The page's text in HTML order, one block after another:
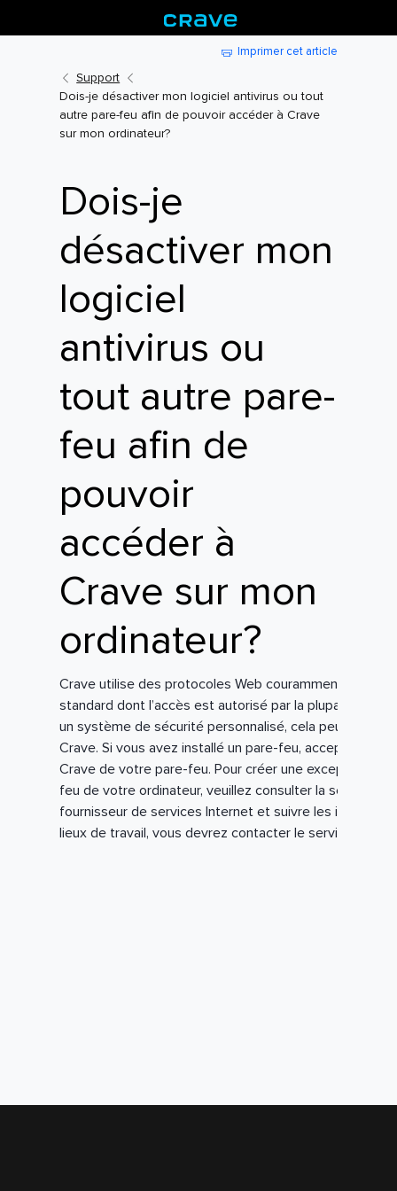
Imprimer cet article
Support
Dois-je désactiver mon logiciel antivirus ou tout
autre pare-feu afin de pouvoir accéder à Crave
sur mon ordinateur?
Dois-je
désactiver mon
logiciel
antivirus ou
tout autre pare-
feu afin de
pouvoir
accéder à
Crave sur mon
ordinateur?
Crave utilise des protocoles Web couramment utilisés
standard dont l’accès est autorisé par la plupart des
un système de sécurité personnalisé, cela peut
Crave. Si vous avez installé un pare-feu, acceptez
Crave de votre pare-feu. Pour créer une exception
feu de votre ordinateur, veuillez consulter la section
fournisseur de services Internet et suivre les
lieux de travail, vous devrez contacter le service